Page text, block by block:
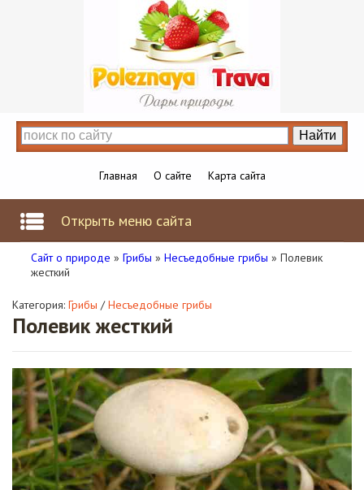
Главная О сайте Карта сайта
Открыть меню сайта
Сайт о природе » Грибы » Несъедобные грибы » Полевик
жесткий
Категория: Грибы /Несъедобные грибы
Полевик жесткий